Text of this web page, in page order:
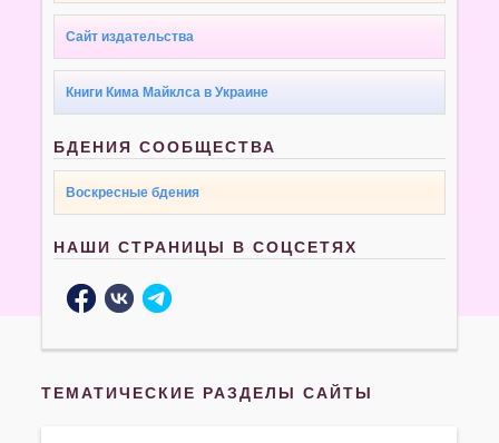
Сайт издательства
Книги Кима Майклса в Украине
БДЕНИЯ СООБЩЕСТВА
Воскресные бдения
НАШИ СТРАНИЦЫ В СОЦСЕТЯХ
ТЕМАТИЧЕСКИЕ РАЗДЕЛЫ САЙТЫ